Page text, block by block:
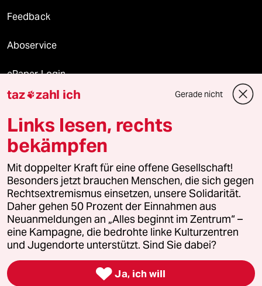
Feedback
Aboservice
ePaper Login
Downloads für Abonnierende
© 2026 taz Verlags und Vertriebs GmbH
Alle Rechte vorbehalten. Bei rechtlichen Fragen oder für Genehmigungen
wenden Sie sich bitte an
lizenzen@taz.de
Feedback Redaktionsstatut Kommune-Richtlinien
Leitlinie Informant Datenschutz Impressum AGB
Seitenwende Einwilligungen widerrufen (Ads)
taz zahl ich Gerade nicht
Links lesen, rechts
bekämpfen
Mit doppelter Kraft für eine offene Gesellschaft!
Besonders jetzt brauchen Menschen, die sich gegen
Rechtsextremismus einsetzen, unsere Solidarität.
Daher gehen 50 Prozent der Einnahmen aus
Neuanmeldungen an „Alles beginnt im Zentrum“ –
eine Kampagne, die bedrohte linke Kulturzentren
und Jugendorte unterstützt. Sind Sie dabei?
 Ja, ich will